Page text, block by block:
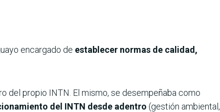
encargado de establecer normas de calidad,
del propio INTN. El mismo, se desempeñaba como
del INTN desde adentro (gestión ambiental,